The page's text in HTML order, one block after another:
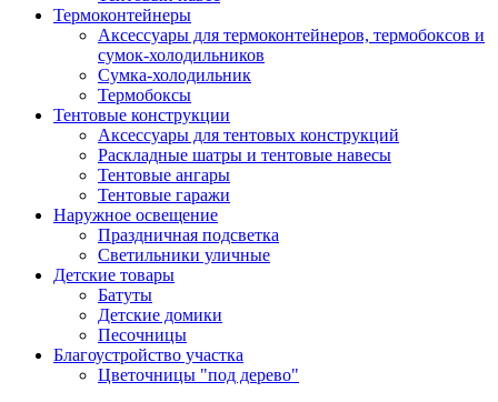
Термоконтейнеры
Аксессуары для термоконтейнеров, термобоксов и
сумок-холодильников
Сумка-холодильник
Термобоксы
Тентовые конструкции
Аксессуары для тентовых конструкций
Раскладные шатры и тентовые навесы
Тентовые ангары
Тентовые гаражи
Наружное освещение
Праздничная подсветка
Светильники уличные
Детские товары
Батуты
Детские домики
Песочницы
Благоустройство участка
Цветочницы "под дерево"